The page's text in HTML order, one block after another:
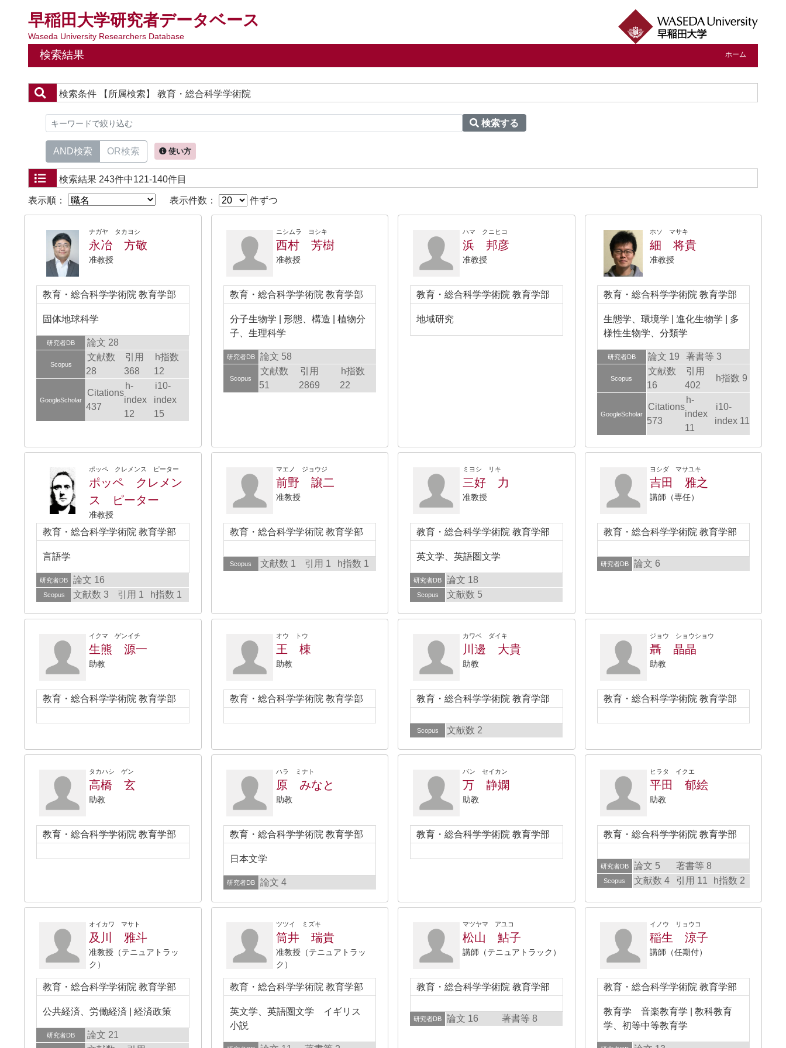
早稲田大学研究者データベース
Waseda University Researchers Database
検索結果 ホーム
検索条件 【所属検索】 教育・総合科学学術院
検索する
AND検索 OR検索 使い方
検索結果 243件中121-140件目
表示順： 表示件数： 件ずつ
ナガヤ タカヨシ
永冶 方敬
准教授
教育・総合科学学術院 教育学部
固体地球科学
研究者DB 論文 28
Scopus
文献数
28
引用
368
h指数
12
GoogleScholar
Citations
437
h-
index
12
i10-
index
15
ニシムラ ヨシキ
西村 芳樹
准教授
教育・総合科学学術院 教育学部
分子生物学 | 形態、構造 | 植物分
子、生理科学
研究者DB 論文 58
Scopus
文献数
51
引用
2869
h指数
22
ハマ クニヒコ
浜 邦彦
准教授
教育・総合科学学術院 教育学部
地域研究
ホソ マサキ
細 将貴
准教授
教育・総合科学学術院 教育学部
生態学、環境学 | 進化生物学 | 多
様性生物学、分類学
研究者DB 論文 19 著書等 3
Scopus
文献数
16
引用
402
h指数 9
GoogleScholar
Citations
573
h-
index
11
i10-
index 11
ポッペ クレメンス ピーター
ポッペ クレメン
ス ピーター
准教授
教育・総合科学学術院 教育学部
言語学
研究者DB 論文 16
Scopus 文献数 3 引用 1 h指数 1
マエノ ジョウジ
前野 譲二
准教授
教育・総合科学学術院 教育学部
Scopus 文献数 1 引用 1 h指数 1
ミヨシ リキ
三好 力
准教授
教育・総合科学学術院 教育学部
英文学、英語圏文学
研究者DB 論文 18
Scopus 文献数 5
ヨシダ マサユキ
吉田 雅之
講師（専任）
教育・総合科学学術院 教育学部
研究者DB 論文 6
イクマ ゲンイチ
生熊 源一
助教
教育・総合科学学術院 教育学部
オウ トウ
王 棟
助教
教育・総合科学学術院 教育学部
カワベ ダイキ
川邊 大貴
助教
教育・総合科学学術院 教育学部
Scopus 文献数 2
ジョウ ショウショウ
聶 晶晶
助教
教育・総合科学学術院 教育学部
タカハシ ゲン
高橋 玄
助教
教育・総合科学学術院 教育学部
ハラ ミナト
原 みなと
助教
教育・総合科学学術院 教育学部
日本文学
研究者DB 論文 4
バン セイカン
万 静嫻
助教
教育・総合科学学術院 教育学部
ヒラタ イクエ
平田 郁絵
助教
教育・総合科学学術院 教育学部
研究者DB 論文 5 著書等 8
Scopus 文献数 4 引用 11 h指数 2
オイカワ マサト
及川 雅斗
准教授（テニュアトラッ
ク）
教育・総合科学学術院 教育学部
公共経済、労働経済 | 経済政策
研究者DB
論文 21
ツツイ ミズキ
筒井 瑞貴
准教授（テニュアトラッ
ク）
教育・総合科学学術院 教育学部
英文学、英語圏文学 イギリス
小説
マツヤマ アユコ
松山 鮎子
講師（テニュアトラック）
教育・総合科学学術院 教育学部
研究者DB 論文 16 著書等 8
イノウ リョウコ
稲生 涼子
講師（任期付）
教育・総合科学学術院 教育学部
教育学 音楽教育学 | 教科教育
学、初等中等教育学